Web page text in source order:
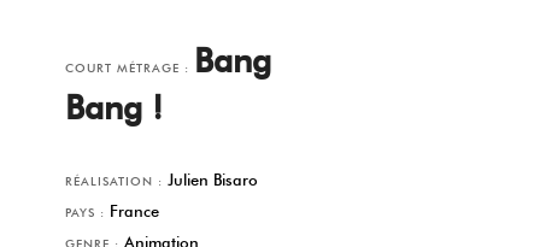
COURT MÉTRAGE :
Bang
Bang !
RÉALISATION : Julien Bisaro
PAYS : France
GENRE : Animation